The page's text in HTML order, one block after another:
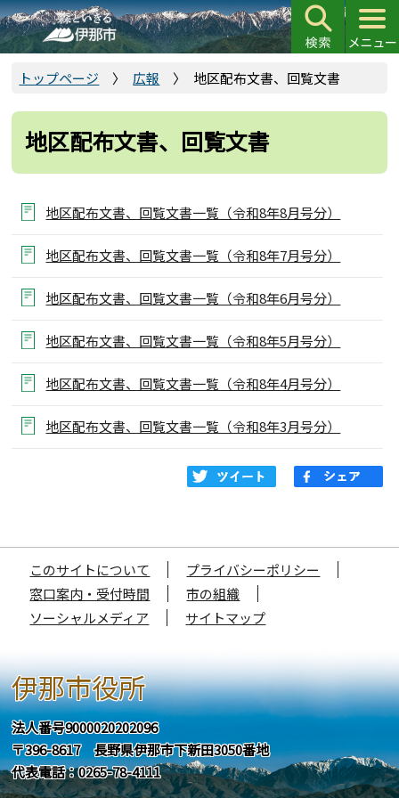
こ
の
ペ
の
頭
トップページ 広報 地区配布文書、回覧文書
地区配布文書、回覧文書
地区配布文書、回覧文書一覧（令和8年8月号分）
地区配布文書、回覧文書一覧（令和8年7月号分）
地区配布文書、回覧文書一覧（令和8年6月号分）
地区配布文書、回覧文書一覧（令和8年5月号分）
地区配布文書、回覧文書一覧（令和8年4月号分）
地区配布文書、回覧文書一覧（令和8年3月号分）
このサイトについて
プライバシーポリシー
窓口案内・受付時間
市の組織
ソーシャルメディア
サイトマップ
伊那市役所
法人番号9000020202096
〒396-8617 長野県伊那市下新田3050番地
代表電話：0265-78-4111